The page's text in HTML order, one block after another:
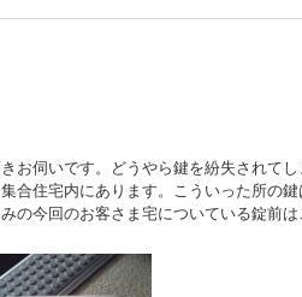
お伺いです。どうやら鍵を紛失されて
合住宅内にあります。こういった所の
の今回のお客さま宅についている錠前は